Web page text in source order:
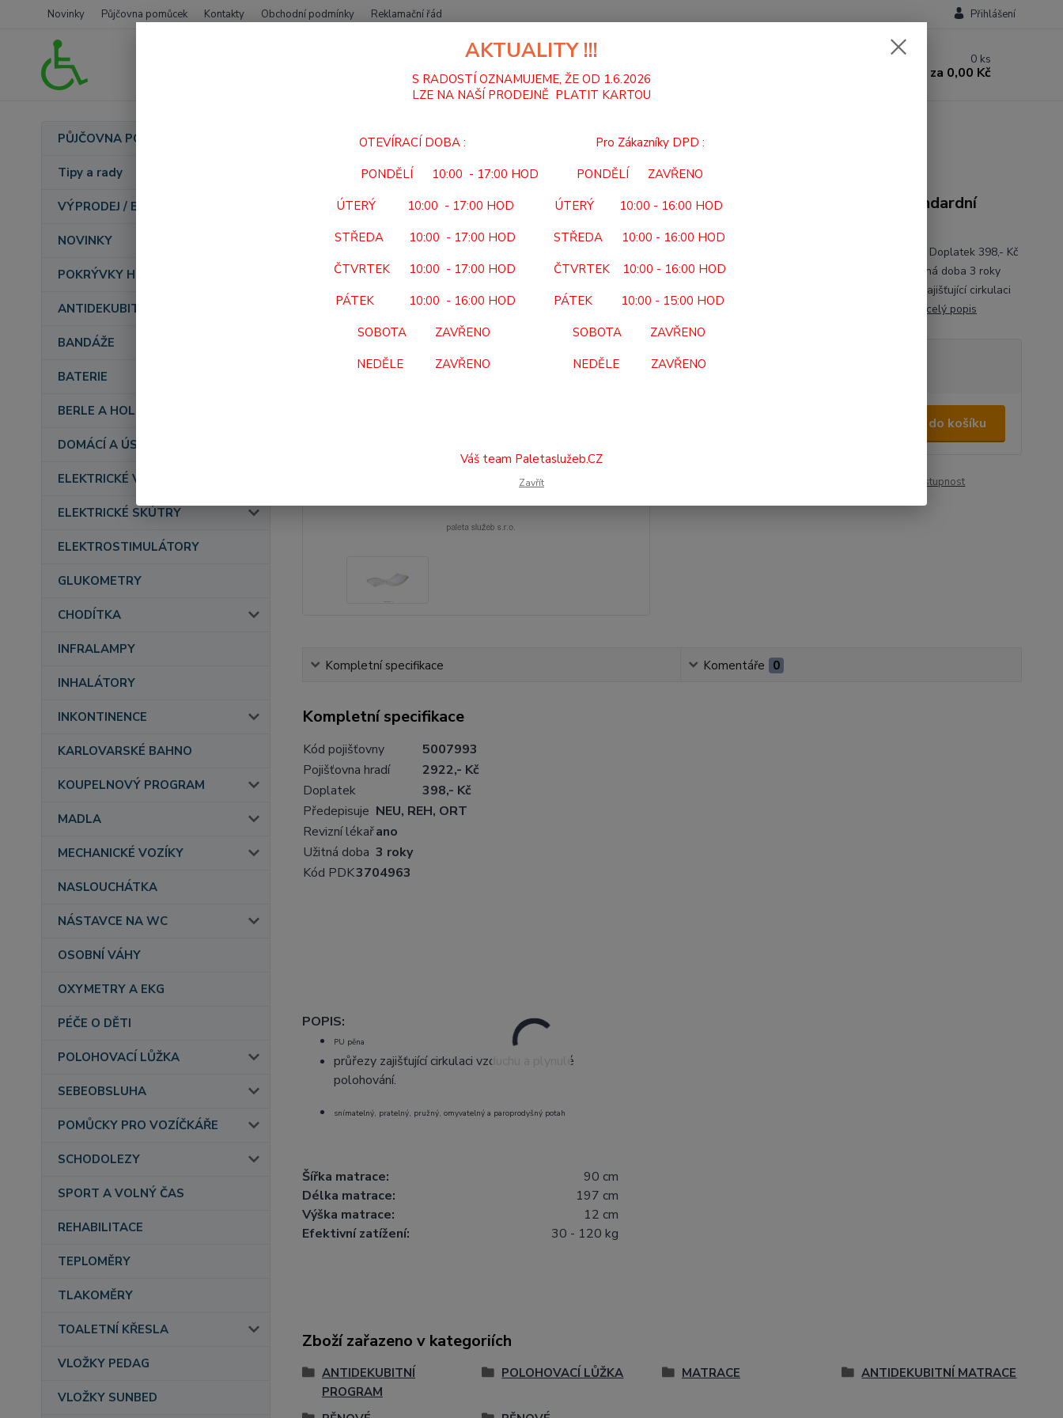
Novinky Půjčovna pomůcek Kontakty Obchodní podmínky Reklamační řád Přihlášení
0 ks
za 0,00 Kč
PŮJČOVNA POMŮCEK
Tipy a rady
VÝPRODEJ / BAZAR
NOVINKY
POKRÝVKY HLAVY AMOENA
ANTIDEKUBITNÍ PROGRAM
BANDÁŽE
BATERIE
BERLE A HOLE
DOMÁCÍ A ÚSTAVNÍ PÉČE
ELEKTRICKÉ VOZÍKY
ELEKTRICKÉ SKÚTRY
ELEKTROSTIMULÁTORY
GLUKOMETRY
CHODÍTKA
INFRALAMPY
INHALÁTORY
INKONTINENCE
KARLOVARSKÉ BAHNO
KOUPELNOVÝ PROGRAM
MADLA
MECHANICKÉ VOZÍKY
NASLOUCHÁTKA
NÁSTAVCE NA WC
OSOBNÍ VÁHY
OXYMETRY A EKG
PÉČE O DĚTI
POLOHOVACÍ LŮŽKA
SEBEOBSLUHA
POMŮCKY PRO VOZÍČKÁŘE
SCHODOLEZY
SPORT A VOLNÝ ČAS
REHABILITACE
TEPLOMĚRY
TLAKOMĚRY
TOALETNÍ KŘESLA
VLOŽKY PEDAG
VLOŽKY SUNBED
POLYPLOT P102M
Matrace antidekubitní pěnová standardní
Kód pojišťovny 5007993 Pojišťovna hradí 2922,- Kč Doplatek 398,- Kč
Předepisuje NEU, REH, ORT Revizní lékař ano Užitná doba 3 roky
Kód PDK 3704963 POPIS: PU pěna průřezy zajišťující cirkulaci
vzduchu a plynulé polohování. snímatelný, prate... celý popis
Dostupnost
Přidat do košíku
Hlídat cenu / dostupnost
Kompletní specifikace Komentáře 0
Kompletní specifikace
Kód pojišťovny
5007993
Pojišťovna hradí
2922,- Kč
Doplatek
398,- Kč
Předepisuje NEU, REH, ORT
Revizní lékařano
Užitná doba 3 roky
Kód PDK3704963
POPIS:
PU pěna
průřezy zajišťující cirkulaci vzduchu a plynulé
polohování.
snímatelný, pratelný, pružný, omyvatelný a paroprodyšný potah
Šířka matrace:
90 cm
Délka matrace:
197 cm
Výška matrace:
12 cm
Efektivní zatížení:
30 - 120 kg
Zboží zařazeno v kategoriích
ANTIDEKUBITNÍ
PROGRAM
POLOHOVACÍ LŮŽKA MATRACE ANTIDEKUBITNÍ MATRACE
AKTUALITY !!!
S RADOSTÍ OZNAMUJEME, ŽE OD 1.6.2026
LZE NA NAŠÍ PRODEJNĚ PLATIT KARTOU
OTEVÍRACÍ DOBA : Pro Zákazníky DPD :
PONDĚLÍ 10:00 - 17:00 HOD PONDĚLÍ ZAVŘENO
ÚTERÝ 10:00 - 17:00 HOD ÚTERÝ 10:00 - 16:00 HOD
STŘEDA 10:00 - 17:00 HOD STŘEDA 10:00 - 16:00 HOD
ČTVRTEK 10:00 - 17:00 HOD ČTVRTEK 10:00 - 16:00 HOD
PÁTEK 10:00 - 16:00 HOD PÁTEK 10:00 - 15:00 HOD
SOBOTA ZAVŘENO SOBOTA ZAVŘENO
NEDĚLE ZAVŘENO NEDĚLE ZAVŘENO
Váš team Paletaslužeb.CZ
Zavřít